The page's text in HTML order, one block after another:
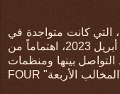
التي كانت متواجدة في
حدائق بالخرطوم مع اندلاع الحرب في 15 أبريل 2023، اهتماماً من
التواصل بينها ومنظمات
الأربعة" FOUR